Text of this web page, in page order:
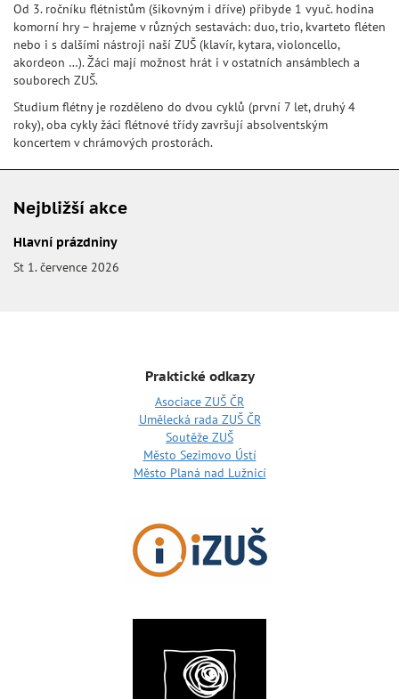
Od 3. ročníku flétnistům (šikovným i dříve) přibyde 1 vyuč. hodina
komorní hry – hrajeme v různých sestavách: duo, trio, kvarteto fléten
nebo i s dalšími nástroji naší ZUŠ (klavír, kytara, violoncello,
akordeon …). Žáci mají možnost hrát i v ostatních ansámblech a
souborech ZUŠ.
Studium flétny je rozděleno do dvou cyklů (první 7 let, druhý 4
roky), oba cykly žáci flétnové třídy završují absolventským
koncertem v chrámových prostorách.
Nejbližší akce
Hlavní prázdniny
St 1. července 2026
Praktické odkazy
Asociace ZUŠ ČR
Umělecká rada ZUŠ ČR
Soutěže ZUŠ
Město Sezimovo Ústí
Město Planá nad Lužnicí